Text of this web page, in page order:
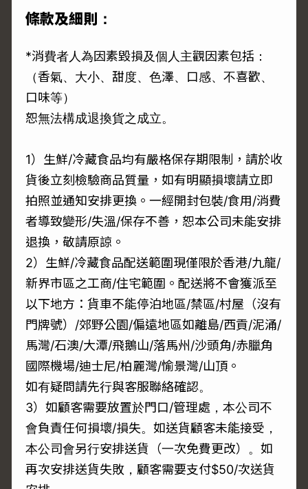
條款及細則：
*消費者人為因素毀損及個人主觀因素包括：
（香氣、大小、甜度、色澤、口感、不喜歡、
口味等）
恕無法構成退換貨之成立。
1）生鮮/冷藏食品均有嚴格保存期限制，請於收
貨後立刻檢驗商品質量，如有明顯損壞請立即
拍照並通知安排更換。一經開封包裝/食用/消費
者導致變形/失溫/保存不善，恕本公司未能安排
退換，敬請原諒。
2）生鮮/冷藏食品配送範圍現僅限於香港/九龍/
新界市區之工商/住宅範圍。配送將不會獲派至
以下地方：貨車不能停泊地區/禁區/村屋（沒有
門牌號）/郊野公園/偏遠地區如離島/西貢/泥涌/
馬灣/石澳/大潭/飛鵝山/落馬州/沙頭角/赤臘角
國際機場/迪士尼/柏麗灣/愉景灣/山頂。
如有疑問請先行與客服聯絡確認。
3）如顧客需要放置於門口/管理處，本公司不
會負責任何損壞/損失。如送貨顧客未能接受，
本公司會另行安排送貨（一次免費更改）。如
再次安排送貨失敗，顧客需要支付$50/次送貨